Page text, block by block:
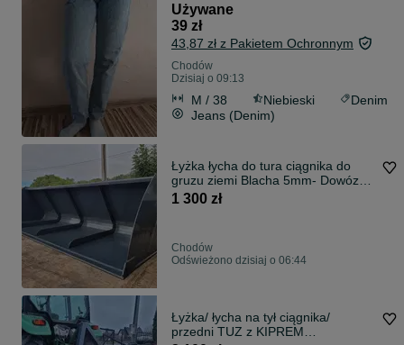
Używane
39 zł
43,87 zł z Pakietem Ochronnym
Chodów
Dzisiaj o 09:13
M / 38 Niebieski
Denim
Jeans (Denim)
Łyżka łycha do tura ciągnika do
gruzu ziemi Blacha 5mm- Dowóz
pod dom
1 300 zł
Chodów
Odświeżono dzisiaj o 06:44
Łyżka/ łycha na tył ciągnika/
przedni TUZ z KIPREM